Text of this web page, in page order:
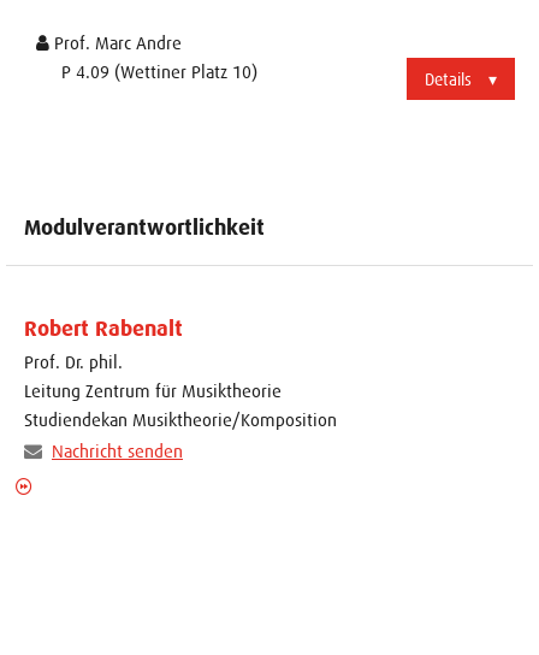
Prof. Marc Andre
P 4.09 (Wettiner Platz 10)
Details
Modulverantwortlichkeit
Robert Rabenalt
Prof. Dr. phil.
Leitung Zentrum für Musiktheorie
Studiendekan Musiktheorie/Komposition
Nachricht senden